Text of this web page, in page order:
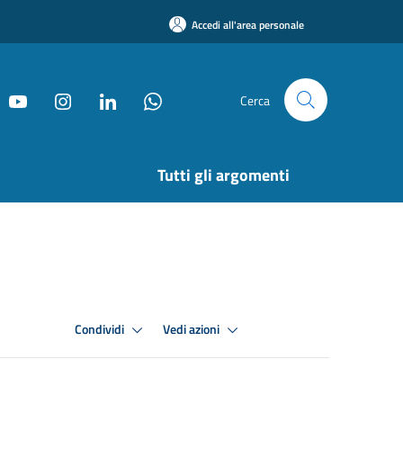
Accedi all'area personale
Cerca
Tutti gli argomenti
Condividi Vedi azioni